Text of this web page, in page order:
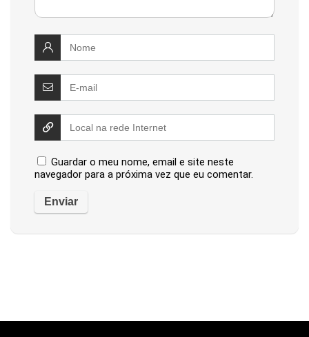
Guardar o meu nome, email e site neste
navegador para a próxima vez que eu comentar.